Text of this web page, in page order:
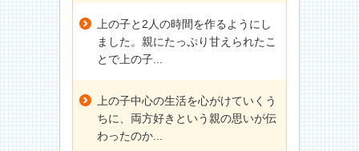
上の子と2人の時間を作るようにし
ました。親にたっぷり甘えられたこ
とで上の子...
上の子中心の生活を心がけていくう
ちに、両方好きという親の思いが伝
わったのか...